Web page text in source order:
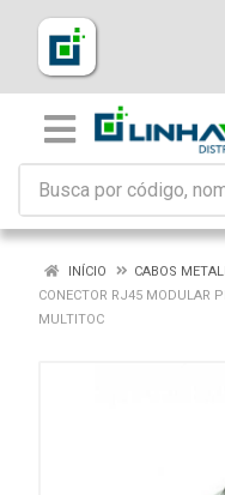
INÍCIO CABOS
CONECTOR RJ45 MODULAR
MULTITOC